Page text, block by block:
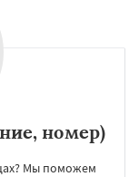
номер)
Мы поможем